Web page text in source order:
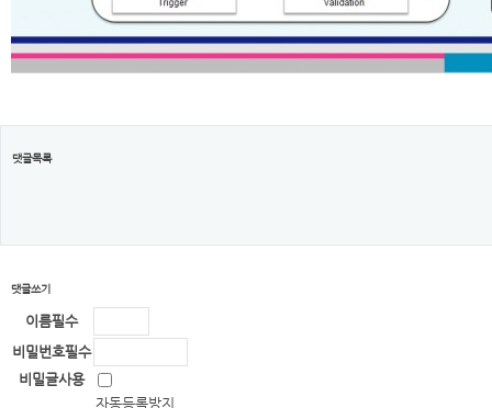
댓글목록
댓글쓰기
이름필수
비밀번호필수
비밀글사용
자동등록방지